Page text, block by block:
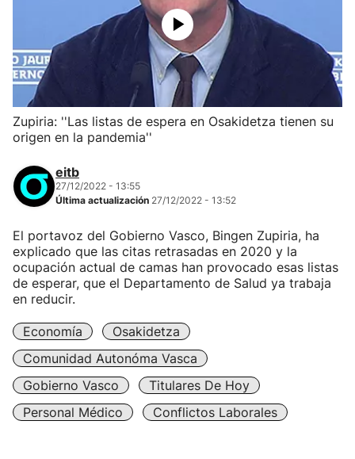
Zupiria: ''Las listas de espera en Osakidetza tienen su
origen en la pandemia''
eitb
27/12/2022 - 13:55
Última actualización 27/12/2022 - 13:52
El portavoz del Gobierno Vasco, Bingen Zupiria, ha
explicado que las citas retrasadas en 2020 y la
ocupación actual de camas han provocado esas listas
de esperar, que el Departamento de Salud ya trabaja
en reducir.
Economía
Osakidetza
Comunidad Autonóma Vasca
Gobierno Vasco
Titulares De Hoy
Personal Médico
Conflictos Laborales